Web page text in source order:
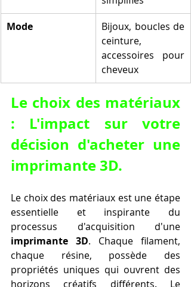
Mode
Bijoux, boucles de
ceinture,
accessoires pour
cheveux
Le choix des matériaux
: L'impact sur votre
décision d'acheter une
imprimante 3D.
Le choix des matériaux est une étape
essentielle et inspirante du
imprimante 3D. Chaque filament,
chaque résine, possède des
propriétés uniques qui ouvrent des
horizons créatifs différents. Le